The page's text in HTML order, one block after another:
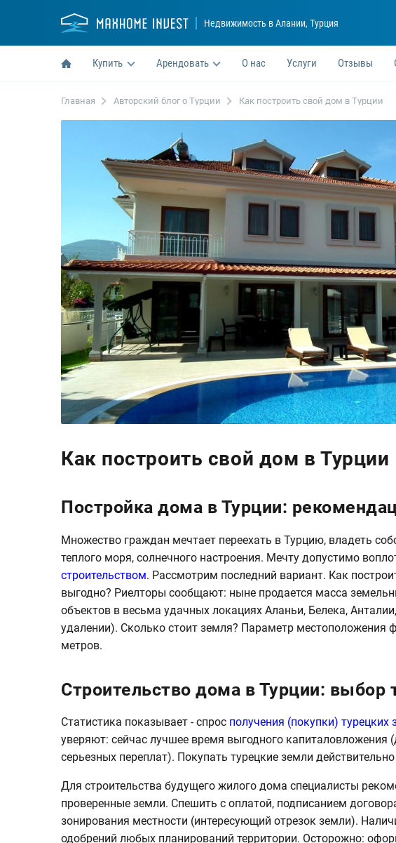
Недвижимость в Алании, Турция
Купить Арендовать О нас Услуги Отзывы
Главная Авторский блог о Турции Как построить свой дом в Турции
Как построить свой дом в Турции
Постройка дома в Турции:
Множество граждан мечтает переехать в Турцию, владеть
теплого моря, солнечного настроения. Мечту допустимо
строительством. Рассмотрим последний вариант. Как
выгодно? Риелторы сообщают: ныне продается масса
объектов в весьма удачных локациях Аланьи, Белека,
удалении). Сколько стоит земля? Параметр местоположения
метров.
Строительство дома в Турции: выбор
Статистика показывает - спрос получения (покупки) турецких
уверяют: сейчас лучшее время выгодного капиталовложения
серьезных переплат). Покупать турецкие земли
Для строительства будущего жилого дома специалисты
проверенные земли. Спешить с оплатой, подписанием
зонирования местности (интересующий отрезок земли).
одобрений любых планирований территории. Осторожно: